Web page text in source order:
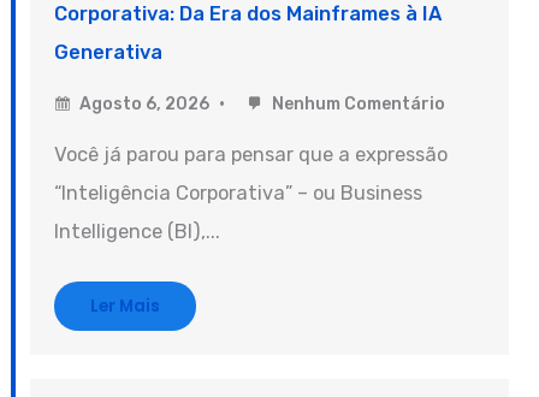
Corporativa: Da Era dos Mainframes à IA
Generativa
Agosto 6, 2026 Nenhum Comentário
Você já parou para pensar que a expressão
“Inteligência Corporativa” – ou Business
Intelligence (BI),...
Ler Mais